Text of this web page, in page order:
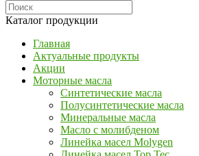
Каталог продукции
Главная
Актуальные продукты
Акции
Моторные масла
Синтетические масла
Полусинтетические масла
Минеральные масла
Масло с молибденом
Линейка масел Molygen